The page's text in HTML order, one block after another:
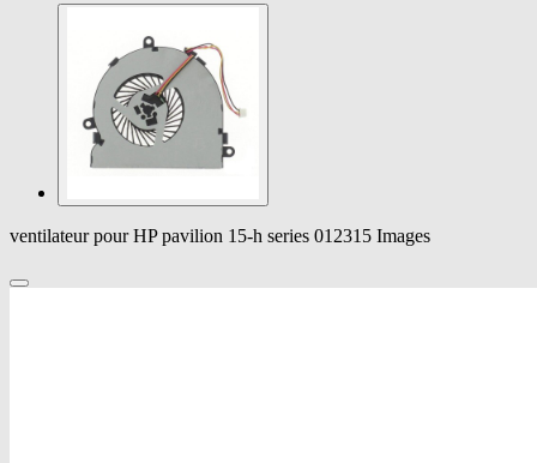
ventilateur pour HP pavilion 15-h series 012315 Images